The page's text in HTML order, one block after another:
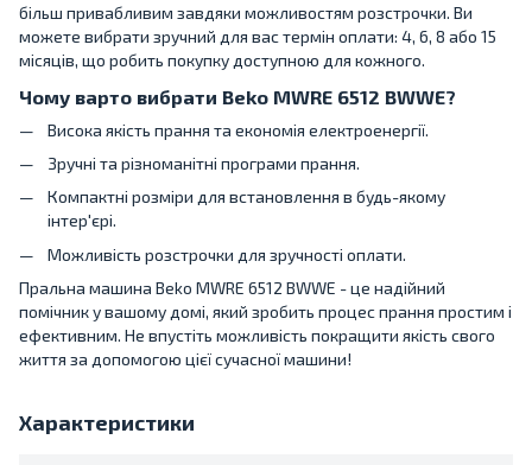
більш привабливим завдяки можливостям розстрочки. Ви
можете вибрати зручний для вас термін оплати: 4, 6, 8 або 15
місяців, що робить покупку доступною для кожного.
Чому варто вибрати Beko MWRE 6512 BWWE?
Висока якість прання та економія електроенергії.
Зручні та різноманітні програми прання.
Компактні розміри для встановлення в будь-якому
інтер'єрі.
Можливість розстрочки для зручності оплати.
Пральна машина Beko MWRE 6512 BWWE - це надійний
помічник у вашому домі, який зробить процес прання простим і
ефективним. Не впустіть можливість покращити якість свого
життя за допомогою цієї сучасної машини!
Характеристики